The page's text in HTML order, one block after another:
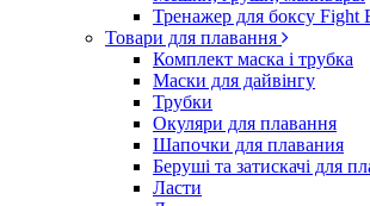
Тренажер для боксу Fight
Товари для плавання
Комплект маска і трубка
Маски для дайвінгу
Трубки
Окуляри для плавання
Шапочки для плавания
Беруші та затискачі для
Ласти